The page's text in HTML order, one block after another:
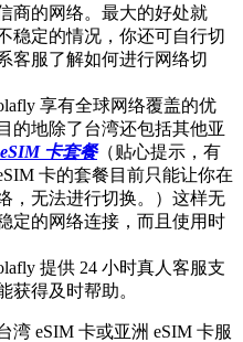
商的网络。最大的好处就
稳定的情况，你还可自行切
客服了解如何进行网络切
享有全球网络覆盖的优
的地除了台湾还包括其他亚
卡套餐（贴心提示，有
卡的套餐目前只能让你在
，无法进行切换。）这样无
定的网络连接，而且使用时
提供 24 小时真人客服支
获得及时帮助。
湾 eSIM 卡或亚洲 eSIM 卡服